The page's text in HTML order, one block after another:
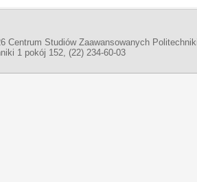
Centrum Studiów Zaawansowanych
1 pokój 152, (22) 234-60-03